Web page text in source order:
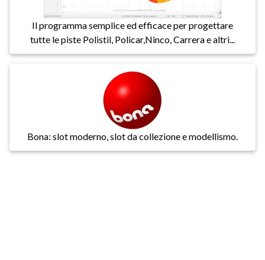
Il programma semplice ed efficace per progettare
tutte le piste Polistil, Policar,Ninco, Carrera e altri...
Bona: slot moderno, slot da collezione e modellismo.